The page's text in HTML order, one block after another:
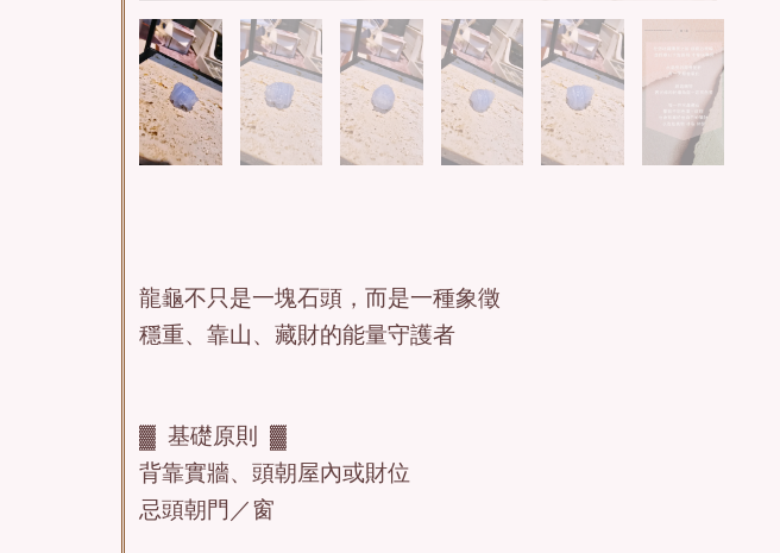
龍龜不只是一塊石頭，而是一種象徵
穩重、靠山、藏財的能量守護者
▓ 基礎原則 ▓
背靠實牆、頭朝屋內或財位
忌頭朝門／窗